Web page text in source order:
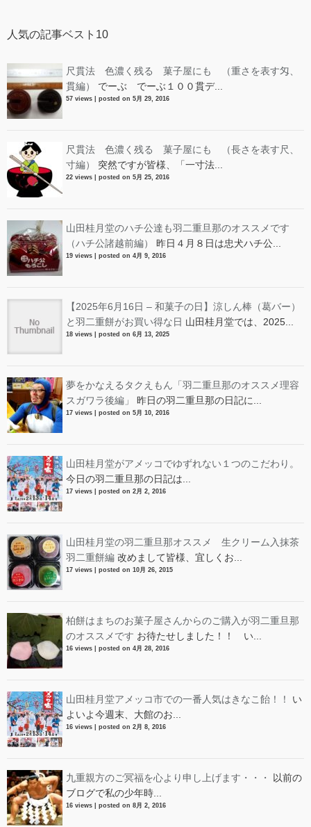
人気の記事ベスト10
尺貫法 色濃く残る 菓子屋にも （重さを表す匁、
貫編）
でーぶ でーぶ１００貫デ...
57 views posted on 5月 29, 2016
尺貫法 色濃く残る 菓子屋にも （長さを表す尺、
寸編）
突然ですが皆様、「一寸法...
22 views posted on 5月 25, 2016
山田桂月堂のハチ公達も羽二重旦那のオススメです
（ハチ公諸越前編）
昨日４月８日は忠犬ハチ公...
19 views posted on 4月 9, 2016
【2025年6月16日 – 和菓子の日】涼しん棒（葛バー）
と羽二重餅がお買い得な日 山田桂月堂では、2025...
18 views posted on 6月 13, 2025
夢をかなえるタクえもん「羽二重旦那のオススメ理容
スガワラ後編」
昨日の羽二重旦那の日記に...
17 views posted on 5月 10, 2016
山田桂月堂がアメッコでゆずれない１つのこだわり。
今日の羽二重旦那の日記は...
17 views posted on 2月 2, 2016
山田桂月堂の羽二重旦那オススメ 生クリーム入抹茶
羽二重餅編 改めまして皆様、宜しくお...
17 views posted on 10月 26, 2015
柏餅はまちのお菓子屋さんからのご購入が羽二重旦那
のオススメです お待たせしました！！ い...
16 views posted on 4月 28, 2016
山田桂月堂アメッコ市での一番人気はきなこ飴！！
い
よいよ今週末、大館のお...
16 views posted on 2月 8, 2016
九重親方のご冥福を心より申し上げます・・・
以前の
ブログで私の少年時...
16 views posted on 8月 2, 2016